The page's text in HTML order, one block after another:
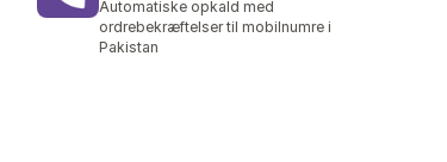
Automatiske opkald med
ordrebekræftelser til mobilnumre i
Pakistan